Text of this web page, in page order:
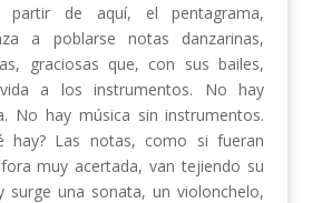
partir de aquí, el pentagrama,
a poblarse notas danzarinas,
graciosas que, con sus bailes,
a los instrumentos. No hay
No hay música sin instrumentos.
hay? Las notas, como si fueran
muy acertada, van tejiendo su
surge una sonata, un violonchelo,